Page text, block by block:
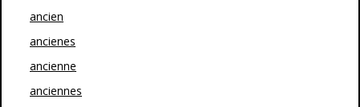
ancien
ancienes
ancienne
anciennes